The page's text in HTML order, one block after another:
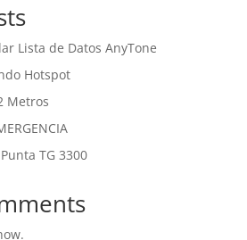
Lista de Datos AnyTone
Hotspot
Metros
TG 3300